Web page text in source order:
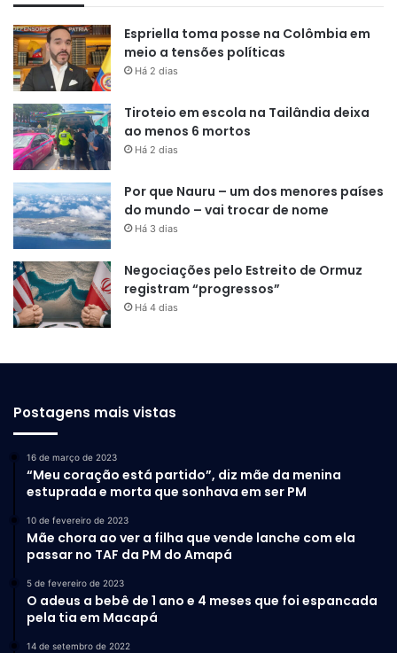
Espriella toma posse na Colômbia em
meio a tensões políticas
Há 2 dias
Tiroteio em escola na Tailândia deixa
ao menos 6 mortos
Há 2 dias
Por que Nauru – um dos menores países
do mundo – vai trocar de nome
Há 3 dias
Negociações pelo Estreito de Ormuz
registram “progressos”
Há 4 dias
Postagens mais vistas
16 de março de 2023
“Meu coração está partido”, diz mãe da menina
estuprada e morta que sonhava em ser PM
10 de fevereiro de 2023
Mãe chora ao ver a filha que vende lanche com ela
passar no TAF da PM do Amapá
5 de fevereiro de 2023
O adeus a bebê de 1 ano e 4 meses que foi espancada
pela tia em Macapá
14 de setembro de 2022